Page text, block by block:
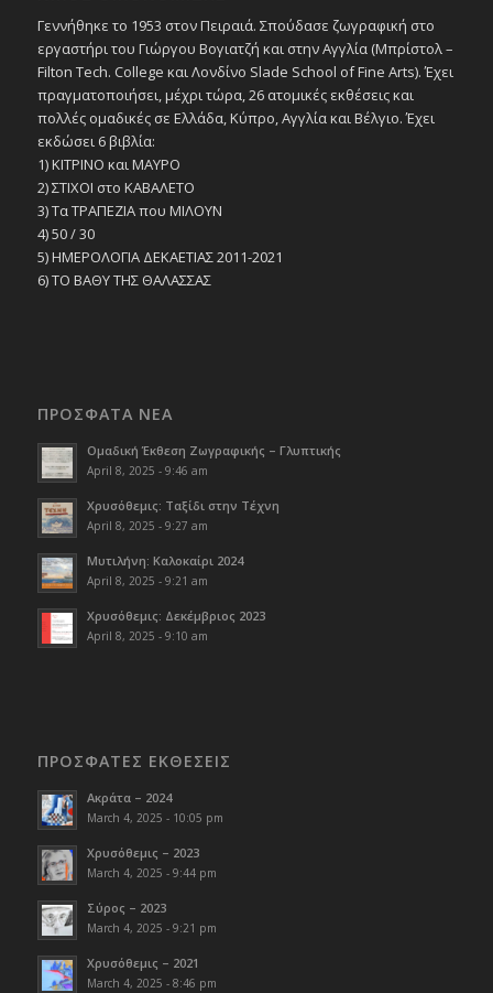
Γεννήθηκε το 1953 στον Πειραιά. Σπούδασε ζωγραφική στο
εργαστήρι του Γιώργου Βογιατζή και στην Αγγλία (Μπρίστολ –
Filton Tech. College και Λονδίνο Slade School of Fine Arts). Έχει
πραγματοποιήσει, μέχρι τώρα, 26 ατομικές εκθέσεις και
πολλές ομαδικές σε Ελλάδα, Κύπρο, Αγγλία και Βέλγιο. Έχει
εκδώσει 6 βιβλία:
1) ΚΙΤΡΙΝΟ και ΜΑΥΡΟ
2) ΣΤΙΧΟΙ στο ΚΑΒΑΛΕΤΟ
3) Τα ΤΡΑΠΕΖΙΑ που ΜΙΛΟΥΝ
4) 50 / 30
5) ΗΜΕΡΟΛΟΓΙΑ ΔΕΚΑΕΤΙΑΣ 2011-2021
6) ΤΟ ΒΑΘΥ ΤΗΣ ΘΑΛΑΣΣΑΣ
ΠΡΟΣΦΑΤΑ ΝΕΑ
Ομαδική Έκθεση Ζωγραφικής – Γλυπτικής
April 8, 2025 - 9:46 am
Χρυσόθεμις: Ταξίδι στην Τέχνη
April 8, 2025 - 9:27 am
Μυτιλήνη: Καλοκαίρι 2024
April 8, 2025 - 9:21 am
Χρυσόθεμις: Δεκέμβριος 2023
April 8, 2025 - 9:10 am
ΠΡΟΣΦΑΤΕΣ ΕΚΘΕΣΕΙΣ
Ακράτα – 2024
March 4, 2025 - 10:05 pm
Χρυσόθεμις – 2023
March 4, 2025 - 9:44 pm
Σύρος – 2023
March 4, 2025 - 9:21 pm
Χρυσόθεμις – 2021
March 4, 2025 - 8:46 pm